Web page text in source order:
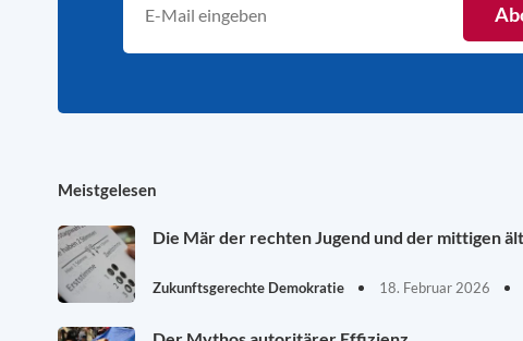
Meistgelesen
Die Mär der rechten Jugend und der mittigen
Zukunftsgerechte Demokratie 18. Februar 2026